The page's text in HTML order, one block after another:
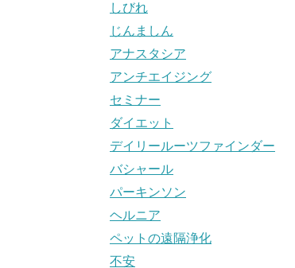
しびれ
じんましん
アナスタシア
アンチエイジング
セミナー
ダイエット
デイリールーツファインダー
バシャール
パーキンソン
ヘルニア
ペットの遠隔浄化
不安